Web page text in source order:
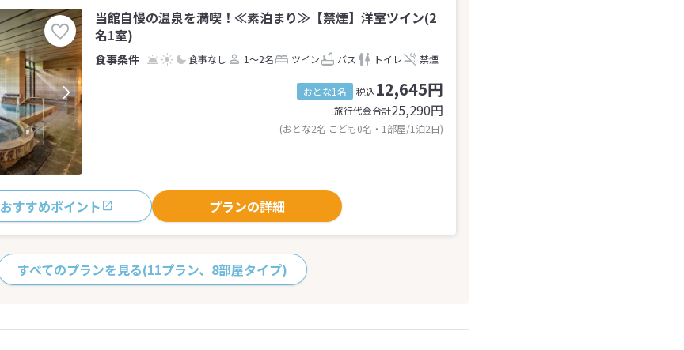
当館自慢の温泉を満喫！≪素泊まり≫【禁煙】洋室ツイン(2
名1室)
食事なし 1～2名 ツイン バス トイレ 禁煙
おとな1名 税込12,645円
旅行代金合計25,290円
(おとな2名 こども0名・1部屋/1泊2日)
おすすめポイント プランの詳細
すべてのプランを見る(11プラン、8部屋タイプ)